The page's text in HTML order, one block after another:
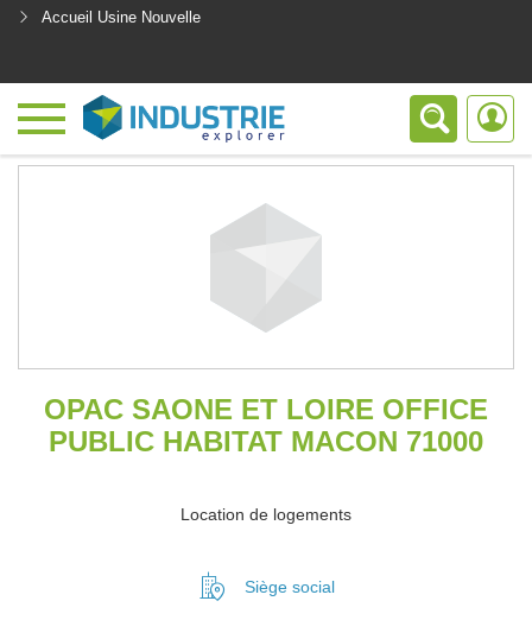
Accueil Usine Nouvelle
OPAC SAONE ET LOIRE OFFICE
PUBLIC HABITAT MACON 71000
Location de logements
Siège social